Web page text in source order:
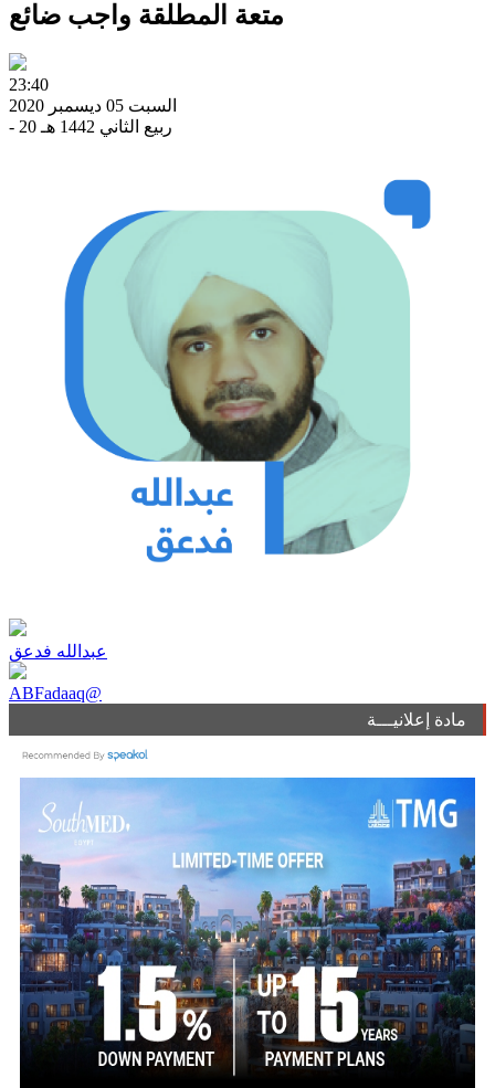
متعة المطلقة واجب ضائع
23:40
السبت 05 ديسمبر 2020
- 20 ربيع الثاني 1442 هـ
عبدالله فدعق
ABFadaaq@
مادة إعلانيـــة